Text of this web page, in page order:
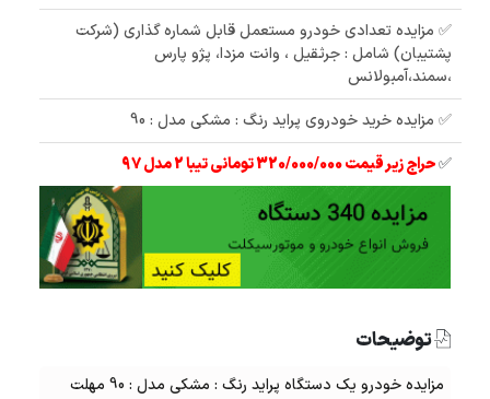
✅ مزایده تعدادی خودرو مستعمل قابل شماره گذاری (شرکت
پشتیبان) شامل : جرثقیل ، وانت مزدا، پژو پارس
،سمند،آمبولانس
✅ مزایده خرید خودروی پراید رنگ : مشکی مدل : 90
✅حراج زیر قیمت 320/000/000 تومانی تیبا 2 مدل 97
توضیحات
مزایده خودرو یک دستگاه پراید رنگ : مشکی مدل : 90 مهلت